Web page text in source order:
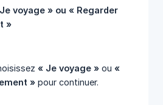
voyage » ou « Regarder
»
« Je voyage » ou «
» pour continuer.